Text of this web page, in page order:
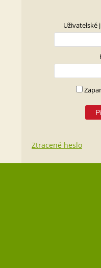
Uživatelské
Ztracené heslo